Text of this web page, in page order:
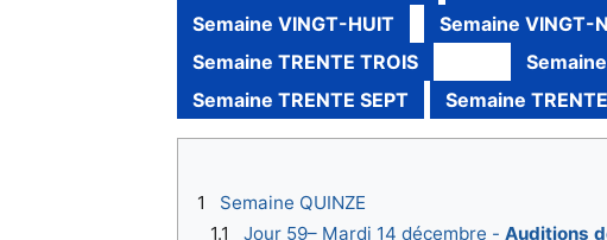
Semaine VINGT-HUIT
Semaine VINGT-
Semaine TRENTE TROIS
Semaine TRENTE SEPT
Semaine
1
Semaine QUINZE
1.1
Jour 59– Mardi 14 décembre - Auditions